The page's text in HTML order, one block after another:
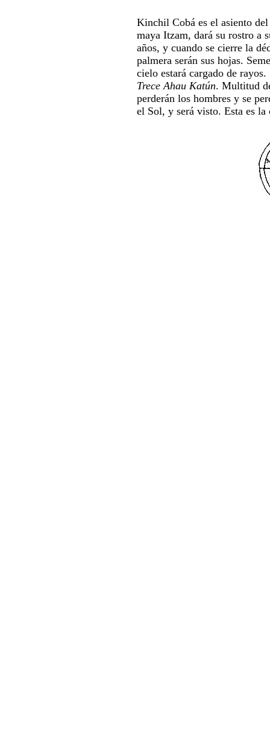
Kinchil Cobá es el asiento
maya Itzam, dará su rostro a
años, y cuando se cierre la
palmera serán sus hojas.
cielo estará cargado de
Trece Ahau Katún. Multitud
perderán los hombres y se
el Sol, y será visto. Esta es